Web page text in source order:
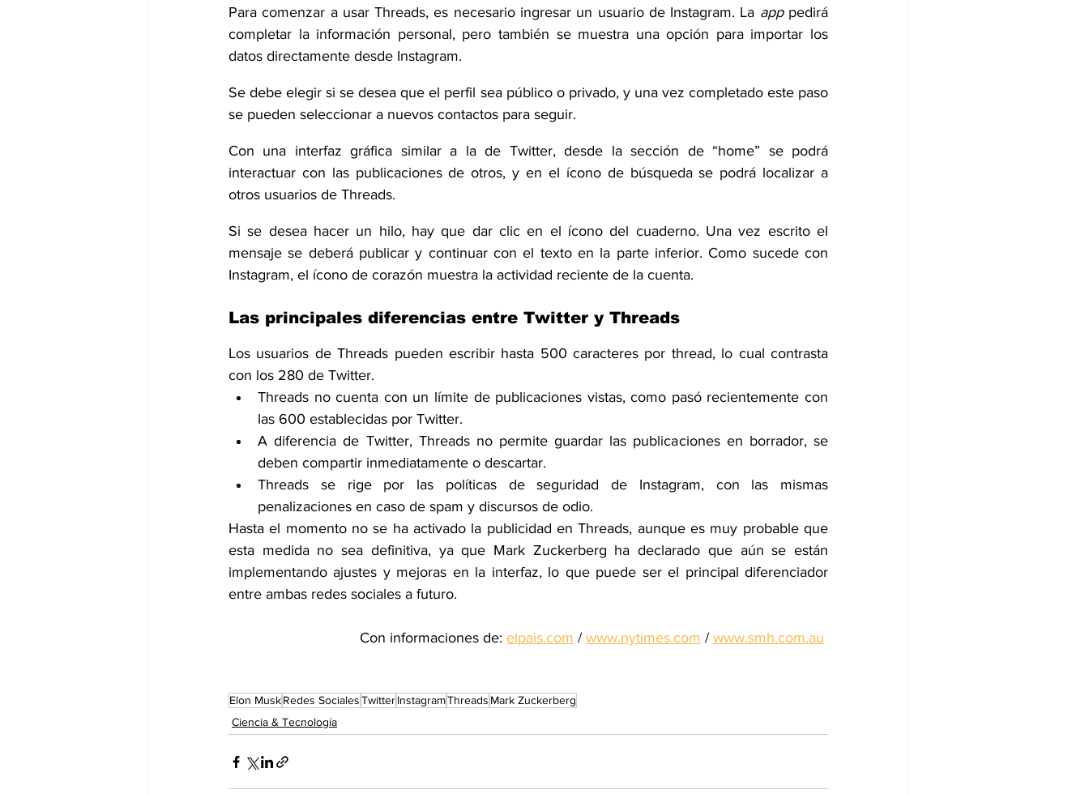
Para comenzar a usar Threads, es necesario ingresar un usuario de Instagram. La app pedirá
completar la información personal, pero también se muestra una opción para importar los
datos directamente desde Instagram.
Se debe elegir si se desea que el perfil sea público o privado, y una vez completado este paso
se pueden seleccionar a nuevos contactos para seguir.
Con una interfaz gráfica similar a la de Twitter, desde la sección de “home” se podrá
interactuar con las publicaciones de otros, y en el ícono de búsqueda se podrá localizar a
otros usuarios de Threads.
Si se desea hacer un hilo, hay que dar clic en el ícono del cuaderno. Una vez escrito el
mensaje se deberá publicar y continuar con el texto en la parte inferior. Como sucede con
Instagram, el ícono de corazón muestra la actividad reciente de la cuenta.
Las principales diferencias entre Twitter y Threads
Los usuarios de Threads pueden escribir hasta 500 caracteres por thread, lo cual contrasta
con los 280 de Twitter.
Threads no cuenta con un límite de publicaciones vistas, como pasó recientemente con
las 600 establecidas por Twitter.
A diferencia de Twitter, Threads no permite guardar las publicaciones en borrador, se
deben compartir inmediatamente o descartar.
Threads se rige por las políticas de seguridad de Instagram, con las mismas
penalizaciones en caso de spam y discursos de odio.
Hasta el momento no se ha activado la publicidad en Threads, aunque es muy probable que
esta medida no sea definitiva, ya que Mark Zuckerberg ha declarado que aún se están
implementando ajustes y mejoras en la interfaz, lo que puede ser el principal diferenciador
entre ambas redes sociales a futuro.
Con informaciones de: elpais.com / www.nytimes.com / www.smh.com.au
Elon MuskRedes SocialesTwitterInstagramThreads Mark Zuckerberg
Ciencia & Tecnología